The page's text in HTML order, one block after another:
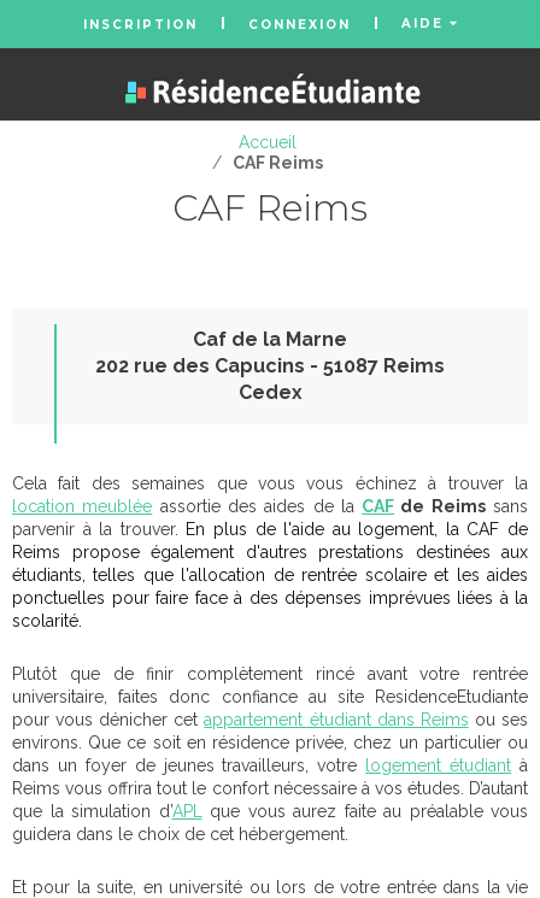
INSCRIPTION CONNEXION AIDE
Accueil
/
CAF Reims
CAF Reims
Caf de la Marne
202 rue des Capucins - 51087 Reims
Cedex
Cela fait des semaines que vous vous échinez à trouver la
location meublée assortie des aides de la CAF de Reimssans
parvenir à la trouver.
En plus de l'aide au logement, la CAF de
Reims propose également d'autres prestations destinées aux
étudiants, telles que l'allocation de rentrée scolaire et les aides
ponctuelles pour faire face à des dépenses imprévues liées à la
scolarité.
Plutôt que de finir complètement rincé avant votre rentrée
universitaire, faites donc confiance au site ResidenceEtudiante
pour vous dénicher cetappartement étudiant dans Reims ou ses
environs. Que ce soit en résidence privée, chez un particulier ou
dans un foyer de jeunes travailleurs, votre
logement étudiant à
Reims vous offrira tout le confort nécessaire à vos études. D’autant
que la simulation d’APL
que vous aurez faite au préalable vous
guidera dans le choix de cet hébergement.
Et pour la suite, en université ou lors de votre entrée dans la vie